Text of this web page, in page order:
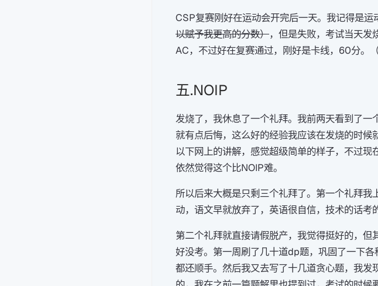
CSP复赛刚好在运动会开完后一天。我记得是
以赋予我更高的分数），但是失败，考试当天发
AC，不过好在复赛通过，刚好是卡线，60分。
五.NOIP
发烧了，我休息了一个礼拜。我前两天看到了
就有点后悔，这么好的经验我应该在发烧的时
以下网上的讲解，感觉超级简单的样子，不过
依然觉得这个比NOIP难。
所以后来大概是只剩三个礼拜了。第一个礼拜
动，语文早就放弃了，英语很自信，技术的话考
第二个礼拜就直接请假脱产，我觉得挺好的，
好没考。第一周刷了几十道dp题，巩固了一下
都还顺手。然后我又去写了十几道贪心题，我发